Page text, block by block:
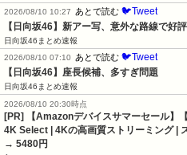
2026/08/10 10:27
あとで読む 🐦Tweet
【日向坂46】新アー写、意外な路線で好評
日向坂46まとめ速報
2026/08/10 07:10
あとで読む 🐦Tweet
【日向坂46】座長候補、多すぎ問題
日向坂46まとめ速報
2026/08/10 20:30時点
[PR] 【Amazonデバイスサマーセール】
4K Select | 4Kの高画質ストリーミング |
→ 5480円